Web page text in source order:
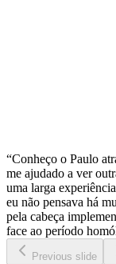
“Conheço o Paulo
me ajudado a ver
uma larga
eu não pensava há
pela cabeça
face ao período
Previous slide